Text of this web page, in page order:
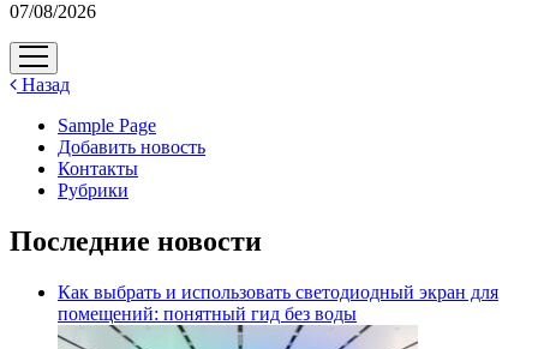
07/08/2026
открыть
меню
Назад
Sample Page
Добавить новость
Контакты
Рубрики
Последние новости
Как выбрать и использовать светодиодный экран для
помещений: понятный гид без воды